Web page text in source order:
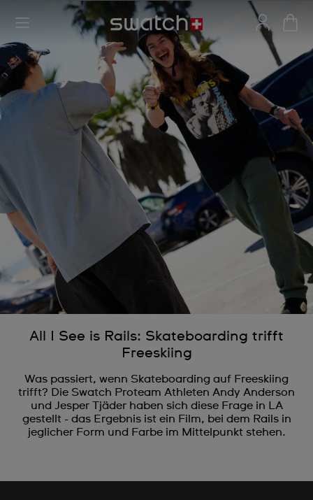
All I See is Rails: Skateboarding trifft
Freeskiing
Was passiert, wenn Skateboarding auf Freeskiing
trifft? Die Swatch Proteam Athleten Andy Anderson
und Jesper Tjäder haben sich diese Frage in LA
gestellt - das Ergebnis ist ein Film, bei dem Rails in
jeglicher Form und Farbe im Mittelpunkt stehen.